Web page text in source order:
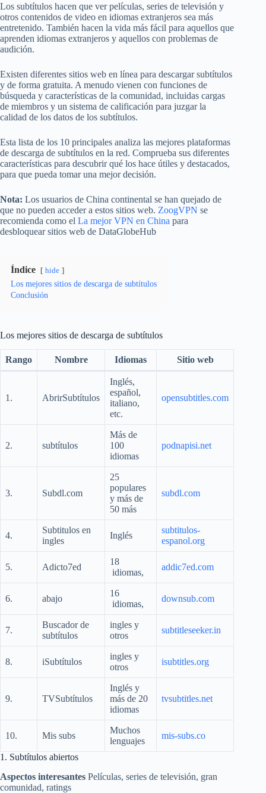
Los subtítulos hacen que ver películas, series de televisión y
otros contenidos de video en idiomas extranjeros sea más
entretenido. También hacen la vida más fácil para aquellos que
aprenden idiomas extranjeros y aquellos con problemas de
audición.
Existen diferentes sitios web en línea para descargar subtítulos
y de forma gratuita. A menudo vienen con funciones de
búsqueda y características de la comunidad, incluidas cargas
de miembros y un sistema de calificación para juzgar la
calidad de los datos de los subtítulos.
Esta lista de los 10 principales analiza las mejores plataformas
de descarga de subtítulos en la red. Comprueba sus diferentes
características para descubrir qué los hace útiles y destacados,
para que pueda tomar una mejor decisión.
Nota: Los usuarios de China continental se han quejado de
que no pueden acceder a estos sitios web. ZoogVPN se
recomienda como el La mejor VPN en China para
desbloquear sitios web de DataGlobeHub
Índice hide
Los mejores sitios de descarga de subtítulos
Conclusión
Los mejores sitios de descarga de subtítulos
Rango Nombre Idiomas Sitio web
1. AbrirSubtítulos
Inglés,
español,
italiano,
etc.
opensubtitles.com
2. subtítulos
Más de
100
idiomas
podnapisi.net
3. Subdl.com
25
populares
y más de
50 más
subdl.com
4.
Subtitulos en
ingles
Inglés
subtitulos-
espanol.org
5. Adicto7ed
18
idiomas,
addic7ed.com
6. abajo
16
idiomas,
downsub.com
7.
Buscador de
subtítulos
ingles y
otros
subtitleseeker.in
8. iSubtítulos
ingles y
otros
isubtitles.org
9. TVSubtítulos
Inglés y
más de 20
idiomas
tvsubtitles.net
10. Mis subs
Muchos
lenguajes
mis-subs.co
1. Subtítulos abiertos
Aspectos interesantes Películas, series de televisión, gran
comunidad, ratings